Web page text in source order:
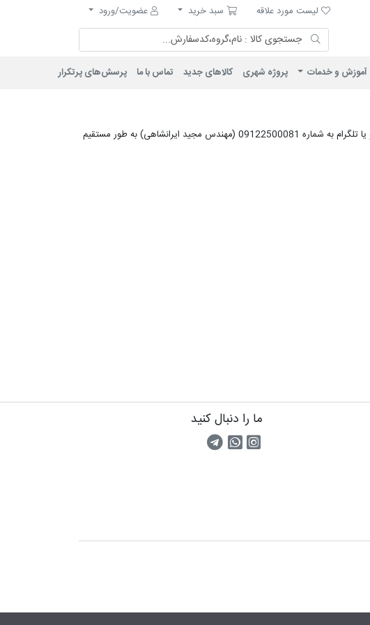
لیست مورد علاقه
لیست مورد علاقه سبد خرید
سبد خرید
عضویت/ورود
آموزش و خدمات پروژه شهری کالاهای جدید تماس با ما پرسش‌های پرتکرار
شما میتوانید هر گونه انتقاد و پیشنهاد در رابطه با کالاهای موجود در سایت، یا نحوه بسته بندی، شیوه ارسال و .... را از طریق واتس اپ و یا تلگرام به شماره 09122500081 (مهندس مجید ایرانشاهی) به طور مستقیم
ما را دنبال کنید
اینستاگرام
پیام رسان واتس اپ
کانال تلگرام